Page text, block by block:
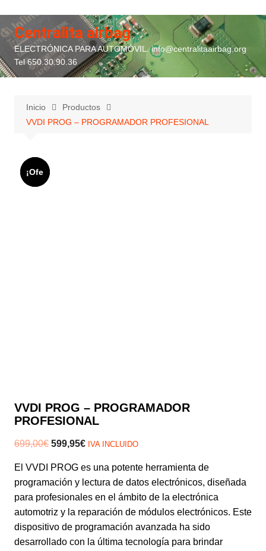
contenido
Centralita airbag
ELECTRÓNICA PARA AUTOMÓVIL. info@centralitaairbag.org
Tel 650.30.90.36
Inicio
Productos
VVDI PROG – PROGRAMADOR PROFESIONAL
¡Ofe
VVDI PROG – PROGRAMADOR
PROFESIONAL
699,00€ El
original
era:
699,00€.
599,95€El
actual
es:
599,95€.
IVA INCLUIDO
El VVDI PROG es una potente herramienta de
programación y lectura de datos electrónicos, diseñada
para profesionales en el ámbito de la electrónica
automotriz y la reparación de módulos electrónicos. Este
dispositivo de programación avanzada ha sido
desarrollado con la última tecnología para brindar
¡Ofe